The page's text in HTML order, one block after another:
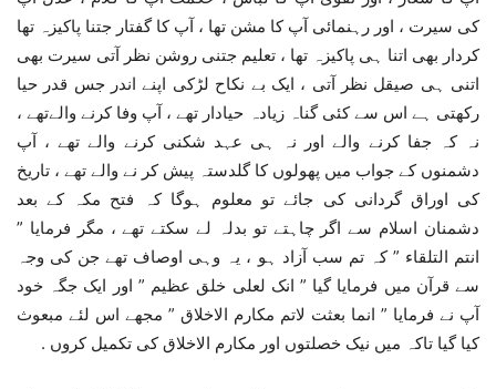
کی سیرت ، اور رہنمائی آپ کا مشن تھا ، آپ کا گفتار جتنا پاکیزہ تھا
کردار بھی اتنا ہی پاکیزہ تھا ، تعلیم جتنی روشن نظر آتی سیرت بھی
اتنی ہی صیقل نظر آتی ، ایک بے نکاح لڑکی اپنے اندر جس قدر حیا
رکھتی ہے اس سے کئی گناہ زیادہ حیادار تھے ، آپ وفا کرنے والےتھے ،
نہ کہ جفا کرنے والے اور نہ ہی عہد شکنی کرنے والے تھے ، آپ
دشمنوں کے جواب میں پھولوں کا گلدستہ پیش کر نے والے تھے ، تاریخ
کی اوراق گردانی کی جائے تو معلوم ہوگا کہ فتح مکہ کے بعد
دشمنان اسلام سے اگر چاہتے تو بدلہ لے سکتے تھے ، مگر فرمایا ”
انتم التلقاء ” کہ تم سب آزاد ہو ، یہ وہی اوصاف تھے جن کی وجہ
سے قرآن میں فرمایا گیا ” انک لعلی خلق عظیم ” اور ایک جگہ خود
آپ نے فرمایا ” انما بعثت لاتم مکارم الاخلاق ” مجھے اس لئے مبعوث
کیا گیا تاکہ میں نیک خصلتوں اور مکارم الاخلاق کی تکمیل کروں .